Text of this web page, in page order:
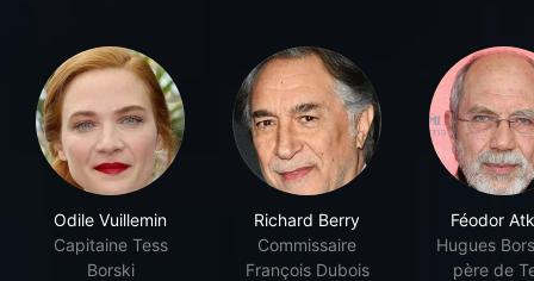
Odile Vuillemin
Capitaine Tess
Borski
Richard Berry
Commissaire
François Dubois
Féodor
Hugues
père de